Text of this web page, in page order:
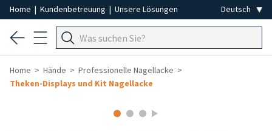
Home | Kundenbetreuung | Unsere Lösungen
Home Hände
Professionelle Nagellacke
Theken-Displays und Kit Nagellacke